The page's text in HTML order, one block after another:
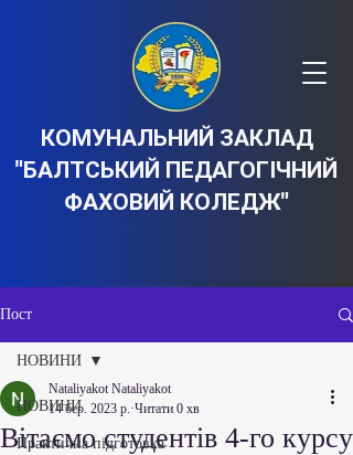
КОМУНАЛЬНИЙ ЗАКЛАД
"БАЛТСЬКИЙ ПЕДАГОГІЧНИЙ
ФАХОВИЙ КОЛЕДЖ"
Пост
НОВИНИ
Практична підготовка
НОВИНИ
Вітаємо студентів 4-го курсу
Nataliyakot Nataliyakot
14 бер. 2023 р. Читати 0 хв